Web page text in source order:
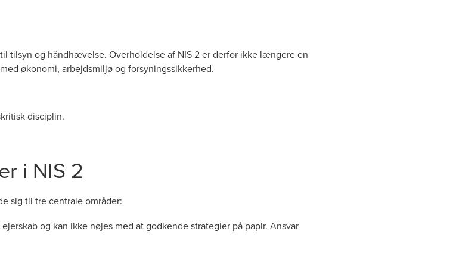
tilsyn og håndhævelse. Overholdelse af NIS 2 er derfor ikke længere en
økonomi, arbejdsmiljø og forsyningssikkerhed.
disciplin.
i NIS 2
sig til tre centrale områder:
og kan ikke nøjes med at godkende strategier på papir. Ansvar